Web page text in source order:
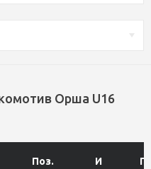
Орша U16
Поз. И Г